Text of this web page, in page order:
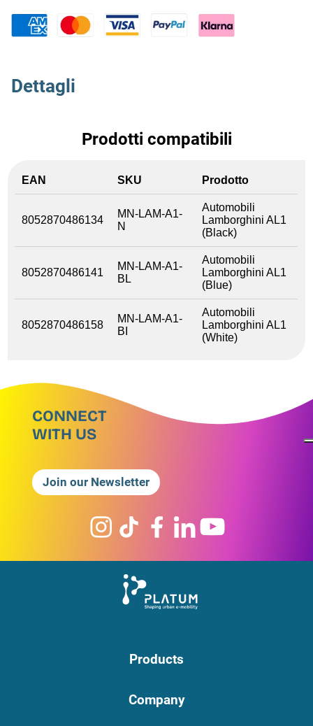
Dettagli
Prodotti compatibili
EAN SKU Prodotto
8052870486134
MN-LAM-A1-
N
Automobili
Lamborghini AL1
(Black)
8052870486141
MN-LAM-A1-
BL
Automobili
Lamborghini AL1
(Blue)
8052870486158
MN-LAM-A1-
BI
Automobili
Lamborghini AL1
(White)
CONNECT
WITH US
Join our Newsletter
Products
Company